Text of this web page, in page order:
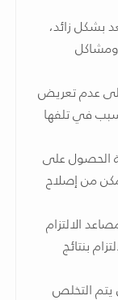
بشكل زائد،
عدم تعريض
في تلفها
الحصول على
من إصلاح
الالتزام
بنتائج
التخلص